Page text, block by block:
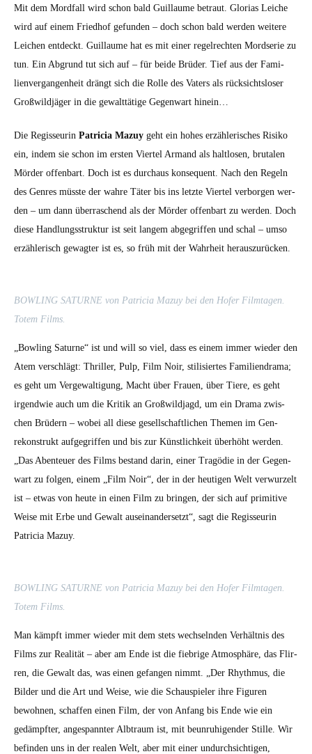
Mit dem Mord­fall wird schon bald Guil­laume betraut. Glo­rias Leiche
wird auf einem Fried­hof gefun­den – doch schon bald wer­den weit­ere
Leichen ent­deckt. Guil­laume hat es mit ein­er regel­recht­en Mord­serie zu
tun. Ein Abgrund tut sich auf – für bei­de Brüder. Tief aus der Fam­i­
lien­ver­gan­gen­heit drängt sich die Rolle des Vaters als rück­sicht­slos­er
Großwild­jäger in die gewalt­tätige Gegen­wart hinein…
Die Regis­seurin Patri­cia Mazuy geht ein hohes erzäh­lerisches Risiko
ein, indem sie schon im ersten Vier­tel Armand als halt­losen, bru­tal­en
Mörder offen­bart. Doch ist es dur­chaus kon­se­quent. Nach den Regeln
des Gen­res müsste der wahre Täter bis ins let­zte Vier­tel ver­bor­gen wer­
den – um dann über­raschend als der Mörder offen­bart zu wer­den. Doch
diese Hand­lungsstruk­tur ist seit langem abge­grif­f­en und schal – umso
erzäh­lerisch gewagter ist es, so früh mit der Wahrheit her­auszurück­en.
BOWLING SATURNE von Patri­cia Mazuy bei den Hofer Film­ta­gen.
Totem Films.
„Bowl­ing Sat­urne“ ist und will so viel, dass es einem immer wieder den
Atem ver­schlägt: Thriller, Pulp, Film Noir, stil­isiertes Fam­i­lien­dra­ma;
es geht um Verge­wal­ti­gung, Macht über Frauen, über Tiere, es geht
irgend­wie auch um die Kri­tik an Großwild­jagd, um ein Dra­ma zwis­
chen Brüdern – wobei all diese gesellschaftlichen The­men im Gen­
rekon­strukt aufge­grif­f­en und bis zur Kün­stlichkeit über­höht wer­den.
„Das Aben­teuer des Films bestand darin, ein­er Tragödie in der Gegen­
wart zu fol­gen, einem „Film Noir“, der in der heuti­gen Welt ver­wurzelt
ist – etwas von heute in einen Film zu brin­gen, der sich auf prim­i­tive
Weise mit Erbe und Gewalt auseinan­der­set­zt“, sagt die Regis­seurin
Patri­cia Mazuy.
BOWLING SATURNE von Patri­cia Mazuy bei den Hofer Film­ta­gen.
Totem Films.
Man kämpft immer wieder mit dem stets wech­sel­nden Ver­hält­nis des
Films zur Real­ität – aber am Ende ist die fiebrige Atmo­sphäre, das Flir­
ren, die Gewalt das, was einen gefan­gen nimmt. „Der Rhyth­mus, die
Bilder und die Art und Weise, wie die Schaus­piel­er ihre Fig­uren
bewohnen, schaf­fen einen Film, der von Anfang bis Ende wie ein
gedämpfter, anges­pan­nter Alb­traum ist, mit beun­ruhi­gen­der Stille. Wir
befind­en uns in der realen Welt, aber mit ein­er undurch­sichti­gen,